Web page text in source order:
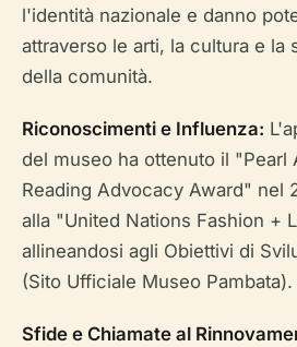
l'identità nazionale e danno
attraverso le arti, la cultura e la
della comunità.
Riconoscimenti e Influenza:
del museo ha ottenuto il "Pearl
Reading Advocacy Award" nel
alla "United Nations Fashion +
allineandosi agli Obiettivi di
(Sito Ufficiale Museo Pambata).
Sfide e Chiamate al